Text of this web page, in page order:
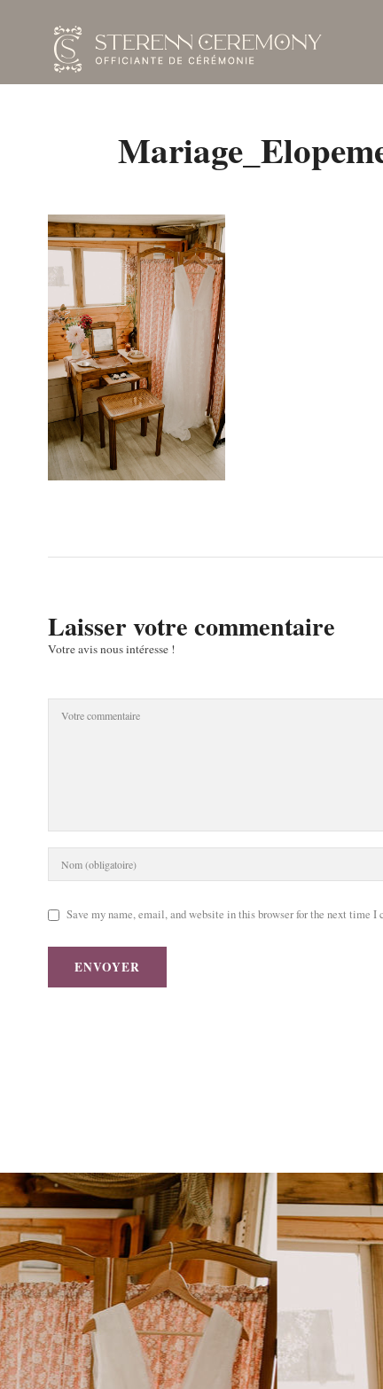
Laisser votre commentaire
Votre avis nous intéresse !
Save my name, email, and website in this browser for the next time I
ENVOYER